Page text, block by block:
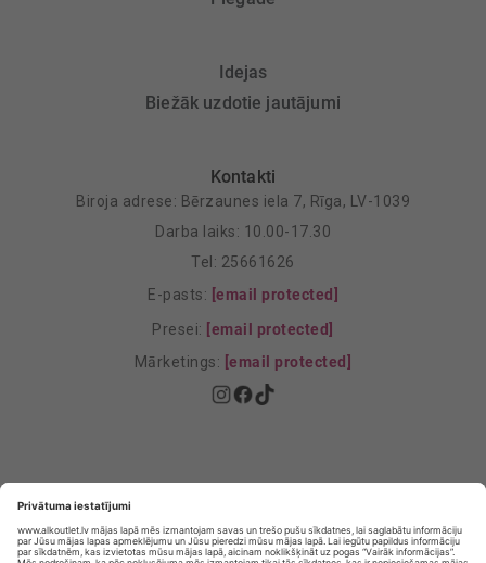
Idejas
Biežāk uzdotie jautājumi
Kontakti
Biroja adrese: Bērzaunes iela 7, Rīga, LV-1039
Darba laiks: 10.00-17.30
Tel: 25661626
E-pasts: [email protected]
Presei: [email protected]
Mārketings: [email protected]
Privātuma Iestatījumi
E-veikala lietošanas noteikumi